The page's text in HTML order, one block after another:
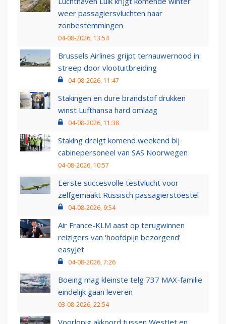
weer passagiersvluchten naar
zonbestemmingen
04-08-2026, 13:54
Brussels Airlines grijpt ternauwernood in:
streep door vlootuitbreiding
04-08-2026, 11:47
Stakingen en dure brandstof drukken
winst Lufthansa hard omlaag
04-08-2026, 11:38
Staking dreigt komend weekend bij
cabinepersoneel van SAS Noorwegen
04-08-2026, 10:57
Eerste succesvolle testvlucht voor
zelfgemaakt Russisch passagierstoestel
04-08-2026, 9:54
Air France-KLM aast op terugwinnen
reizigers van ‘hoofdpijn bezorgend’
easyJet
04-08-2026, 7:26
Boeing mag kleinste telg 737 MAX-familie
eindelijk gaan leveren
03-08-2026, 22:54